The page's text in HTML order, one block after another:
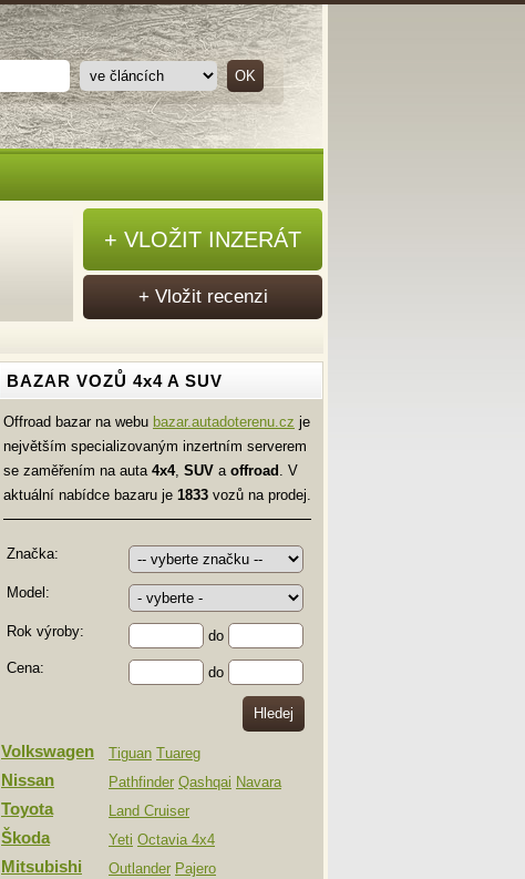
BAZAR VOZŮ 4x4 A SUV
Offroad bazar na webu bazar.autadoterenu.cz je
největším specializovaným inzertním serverem
se zaměřením na auta 4x4, SUV a offroad . V
aktuální nabídce bazaru je 1833 vozů na prodej.
Značka:
Model:
Rok výroby:
do
Cena:
do
Volkswagen Tiguan Tuareg
Nissan Pathfinder Qashqai Navara
Toyota Land Cruiser
Škoda Yeti Octavia 4x4
Mitsubishi Outlander Pajero
+ VLOŽIT INZERÁT
+ Vložit recenzi